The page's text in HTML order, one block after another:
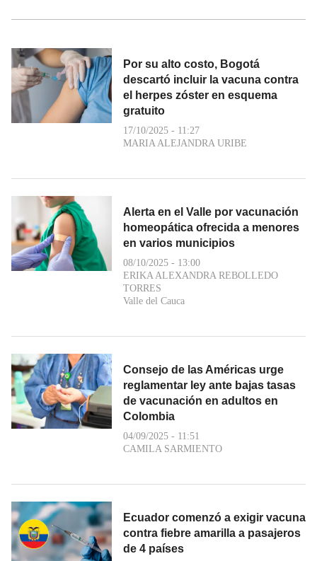
Por su alto costo, Bogotá
descartó incluir la vacuna contra
el herpes zóster en esquema
gratuito
17/10/2025 - 11:27
MARIA ALEJANDRA URIBE
​Alerta en el Valle por vacunación
homeopática ofrecida a menores
en varios municipios
08/10/2025 - 13:00
ERIKA ALEXANDRA REBOLLEDO
TORRES
Valle del Cauca
Consejo de las Américas urge
reglamentar ley ante bajas tasas
de vacunación en adultos en
Colombia
04/09/2025 - 11:51
CAMILA SARMIENTO
Ecuador comenzó a exigir vacuna
contra fiebre amarilla a pasajeros
de 4 países